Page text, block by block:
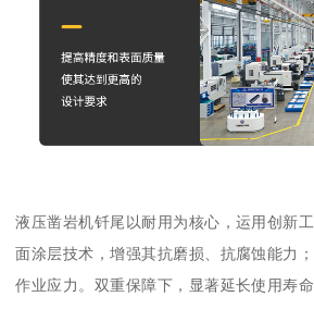
液压凿岩机钎尾以耐用为核心，运用创新
面涂层技术，增强其抗磨损、抗腐蚀能力
作业应力。双重保障下，显著延长使用寿